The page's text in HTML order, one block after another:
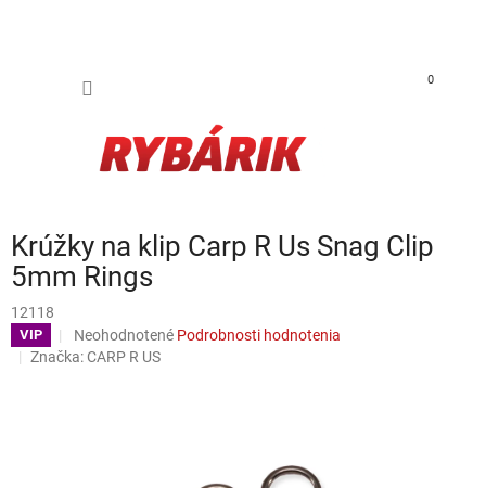
0
Krúžky na klip Carp R Us Snag Clip
5mm Rings
12118
VIP Priemerné hodnotenie produktu je 0,0 z 5 hviezdičiek.
Neohodnotené Podrobnosti hodnotenia
Značka:CARP R US